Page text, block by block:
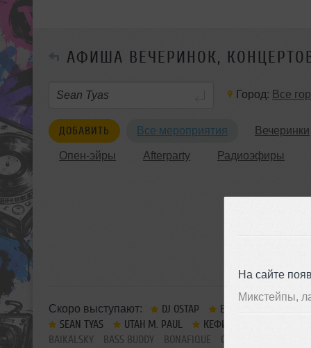
На сайте
Микстейпы,
АФИША ВЕЧЕРИНОК,
Город: Все
ДОБАВИТЬ Все мероприятия Вечеринки
Опен-эйры Afterparty Радиоэфиры
Скоро выступают: DJ OSTAP EXIMINDS
SEAN TYAS
UTAH M. PAUL КЕФИР
BAIKALSKY
BASS BUDDY BONAFIQUE CAPITAL DOGZ